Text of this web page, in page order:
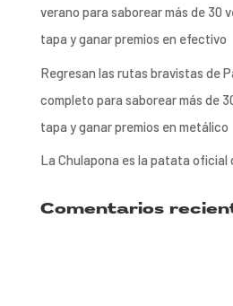
verano para saborear más de 30
tapa y ganar premios en efectivo
Regresan las rutas bravistas de
completo para saborear más de
tapa y ganar premios en metálico
La Chulapona es la patata oficial
Comentarios